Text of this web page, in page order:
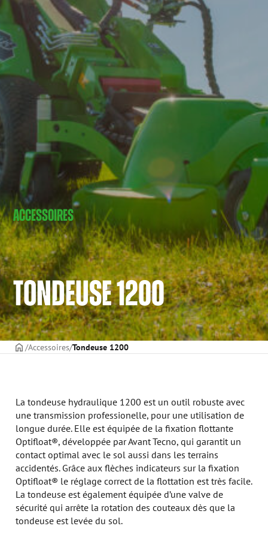
ACCESSOIRES
TONDEUSE 1200
PAGE DE COUVERTURE
Accessoires Tondeuse 1200
La tondeuse hydraulique 1200 est un outil robuste avec
une transmission professionelle, pour une utilisation de
longue durée. Elle est équipée de la fixation flottante
Optifloat®, développée par Avant Tecno, qui garantit un
contact optimal avec le sol aussi dans les terrains
accidentés. Grâce aux flèches indicateurs sur la fixation
Optifloat® le réglage correct de la flottation est très facile.
La tondeuse est également équipée d’une valve de
sécurité qui arrête la rotation des couteaux dès que la
tondeuse est levée du sol.